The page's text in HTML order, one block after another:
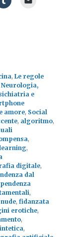
,Le regole
Neurologia,
e
amore, Social
, algoritmo,
,
,
digitale,
dal
,
,fidanzata
erotiche,
,
,